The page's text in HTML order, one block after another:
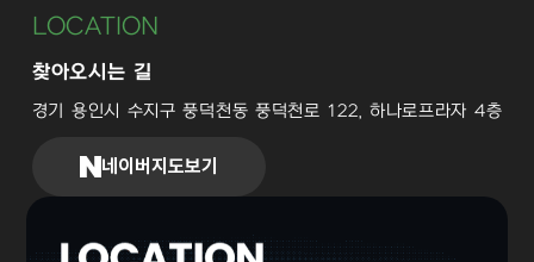
LOCATION
찾아오시는 길
경기 용인시 수지구 풍덕천동 풍덕천로 122, 하나로프라자 4층
네이버지도보기